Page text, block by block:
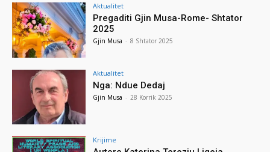
Aktualitet
Pregaditi Gjin Musa-Rome- Shtator
2025
Gjin Musa - 8 Shtator 2025
Aktualitet
Nga: Ndue Dedaj
Gjin Musa - 28 Korrik 2025
Krijime